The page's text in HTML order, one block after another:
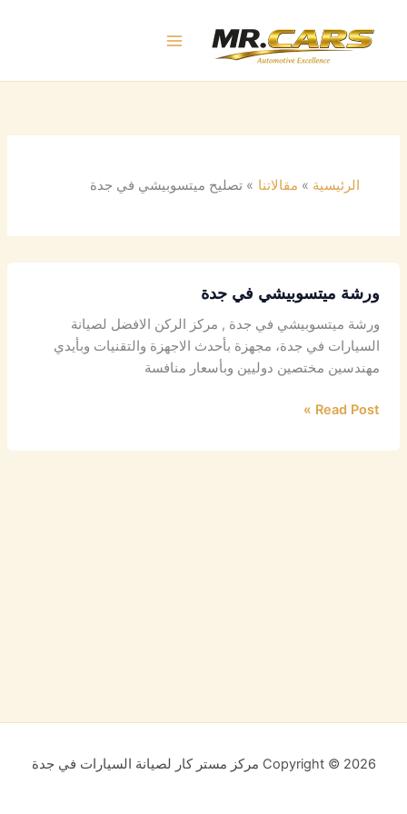
المحتوى
الرئيسية مقالاتنا تصليح ميتسوبيشي في جدة
ورشة ميتسوبيشي في جدة
ورشة ميتسوبيشي في جدة , مركز الركن الافضل لصيانة
السيارات في جدة، مجهزة بأحدث الاجهزة والتقنيات وبأيدي
مهندسين مختصين دوليين وبأسعار منافسة
Read Post »
Copyright © 2026 مركز مستر كار لصيانة السيارات في جدة